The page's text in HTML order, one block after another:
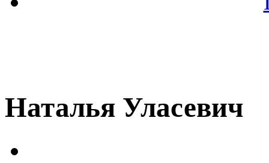
Наталья Уласевич